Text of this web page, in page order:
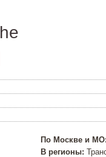
По Москве и МО:
В регионы: